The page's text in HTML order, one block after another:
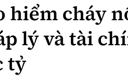
hiểm cháy
lý và tài
tỷ